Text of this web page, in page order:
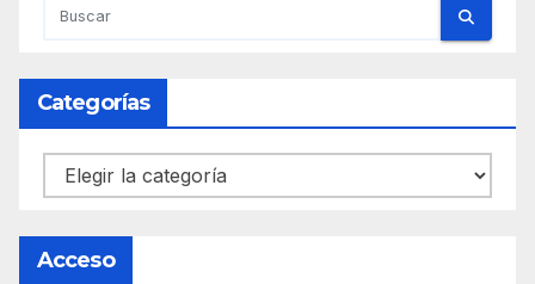
Categorías
Categorías
Acceso